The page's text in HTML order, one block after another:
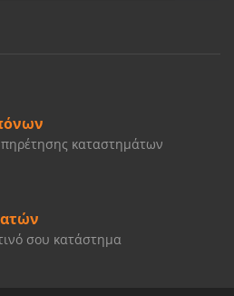
καταστημάτων
σου κατάστημα